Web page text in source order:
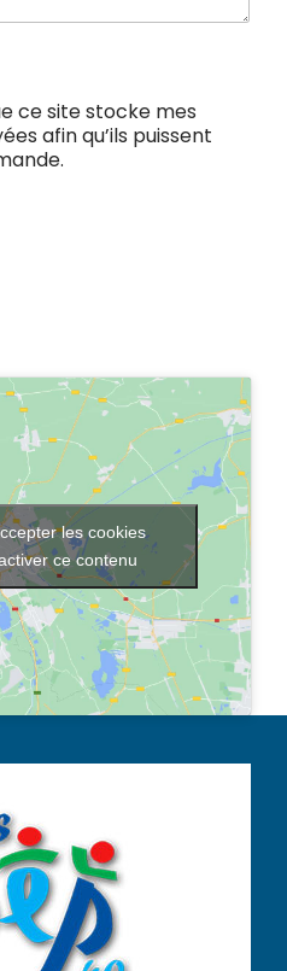
ce site stocke mes
afin qu’ils puissent
les cookies
ce contenu